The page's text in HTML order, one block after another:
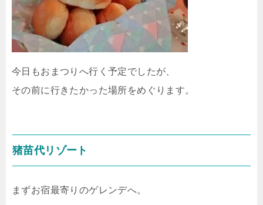
今日もおまつりへ行く予定でしたが、
その前に行きたかった場所をめぐります。
猪苗代リゾート
まずお宿最寄りのゲレンデへ。